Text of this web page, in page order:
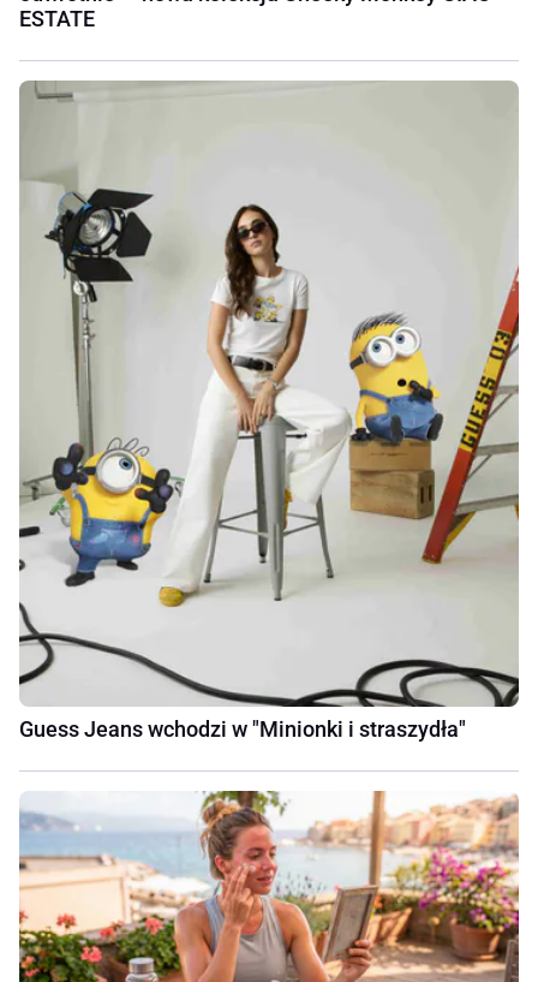
ESTATE
Guess Jeans wchodzi w "Minionki i straszydła"